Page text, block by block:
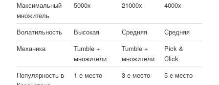
Максимальный
множитель
5000x 21000x 4000x
Волатильность Высокая Средняя
Средняя
Механика
Tumble +
множители
Tumble +
множители
Pick &
Click
Популярность в
1-е место 3-е место 5-е место